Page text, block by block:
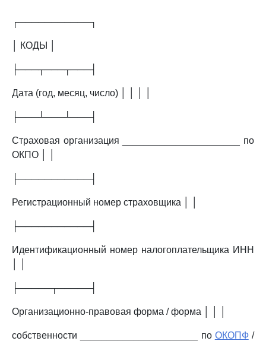
┌───────────┐
│ КОДЫ │
├───┬───┬───┤
Дата (год, месяц, число) │ │ │ │
├───┴───┴───┤
Страховая организация ______________________ по
ОКПО │ │
├───────────┤
Регистрационный номер страховщика │ │
├───────────┤
Идентификационный номер налогоплательщика ИНН
├─────┬─────┤
Организационно-правовая форма / форма │ │ │
собственности ______________________ по ОКОПФ/